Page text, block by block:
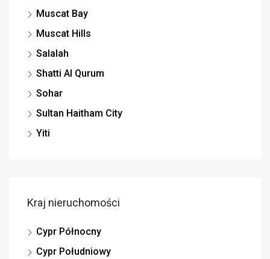
Muscat Bay
Muscat Hills
Salalah
Shatti Al Qurum
Sohar
Sultan Haitham City
Yiti
Kraj nieruchomości
Cypr Północny
Cypr Południowy